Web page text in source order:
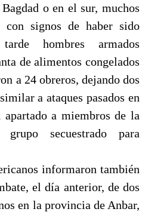
o en el sur, muchos
signos de haber sido
hombres armados
de alimentos congelados
a 24 obreros, dejando dos
a ataques pasados en
a miembros de la
secuestrado para
informaron también
el día anterior, de dos
en la provincia de Anbar,